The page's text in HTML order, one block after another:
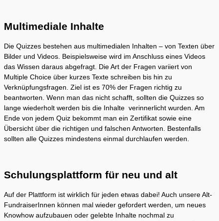
Multimediale Inhalte
Die Quizzes bestehen aus multimedialen Inhalten – von Texten über
Bilder und Videos. Beispielsweise wird im Anschluss eines Videos
das Wissen daraus abgefragt. Die Art der Fragen variiert von
Multiple Choice über kurzes Texte schreiben bis hin zu
Verknüpfungsfragen. Ziel ist es 70% der Fragen richtig zu
beantworten. Wenn man das nicht schafft, sollten die Quizzes so
lange wiederholt werden bis die Inhalte verinnerlicht wurden. Am
Ende von jedem Quiz bekommt man ein Zertifikat sowie eine
Übersicht über die richtigen und falschen Antworten. Bestenfalls
sollten alle Quizzes mindestens einmal durchlaufen werden.
Schulungsplattform für neu und alt
Auf der Plattform ist wirklich für jeden etwas dabei! Auch unsere Alt-
FundraiserInnen können mal wieder gefordert werden, um neues
Knowhow aufzubauen oder gelebte Inhalte nochmal zu